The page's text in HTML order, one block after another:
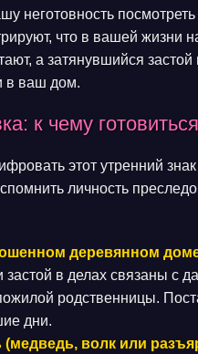
неготовность
что в вашей жизни
а затянувшийся застой
в ваш дом.
к чему
этот утренний
личность
деревянном
в делах связаны с
родственницы.
дни.
(медведь, волк или